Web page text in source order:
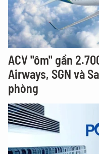
ACV "ôm" gần
Airways, SGN và
phòng